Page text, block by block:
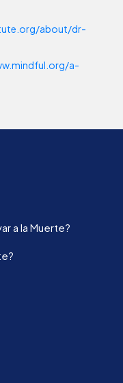
about/dr-
a-
a la Muerte?